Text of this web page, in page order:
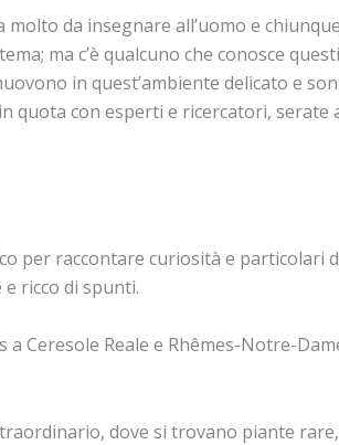
da insegnare all’uomo e
ma c’è qualcuno che conosce
in quest’ambiente delicato e
quota con esperti e ricercatori,
per raccontare curiosità e particolari
ricco di spunti.
Ceresole Reale e Rhêmes-Notre-
dove si trovano piante